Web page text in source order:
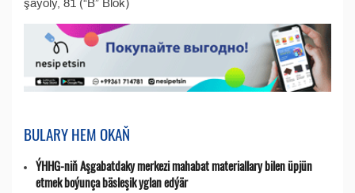
şaýoly, 81 (“B” Blok)
BULARY HEM OKAŇ
ÝHHG-niň Aşgabatdaky merkezi mahabat materiallary bilen üpjün
etmek boýunça bäsleşik yglan edýär